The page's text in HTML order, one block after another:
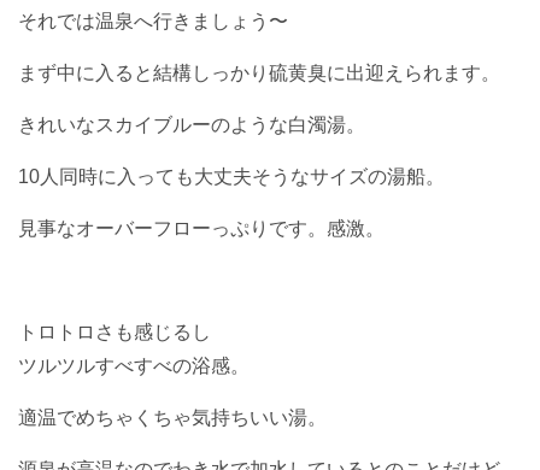
それでは温泉へ行きましょう〜
まず中に入ると結構しっかり硫黄臭に出迎えられます。
きれいなスカイブルーのような白濁湯。
10人同時に入っても大丈夫そうなサイズの湯船。
見事なオーバーフローっぷりです。感激。
トロトロさも感じるし
ツルツルすべすべの浴感。
適温でめちゃくちゃ気持ちいい湯。